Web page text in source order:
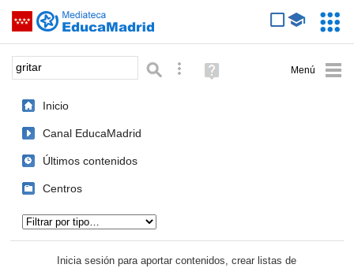
Saltar navegación
Palabra o frase: Búsqueda avanzada
Ayuda
(en
Inicio
Canal EducaMadrid
Últimos contenidos
Centros
Inicia sesión para aportar contenidos, crear listas de